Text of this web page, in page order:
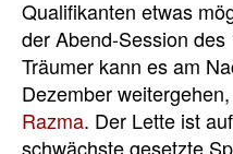
Qualifikanten etwas
der Abend-Session
Träumer kann es am
Dezember
Razma. Der Lette ist
schwächste gesetzte